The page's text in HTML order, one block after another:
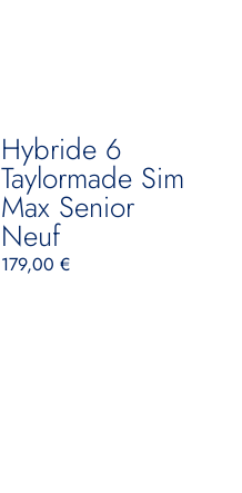
Hybride 6
Taylormade Sim
Max Senior
Neuf
179,00€